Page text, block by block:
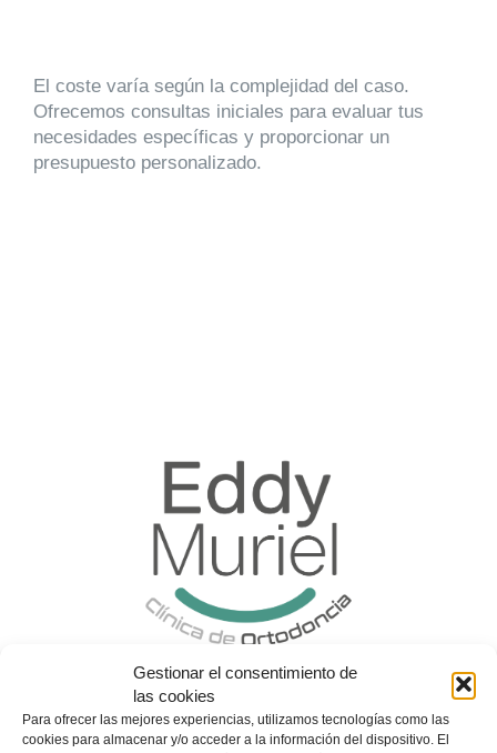
Gestionar el consentimiento de
las cookies
Para ofrecer las mejores experiencias, utilizamos tecnologías como las
cookies para almacenar y/o acceder a la información del dispositivo. El
El coste varía según la complejidad del caso.
Ofrecemos consultas iniciales para evaluar tus
necesidades específicas y proporcionar un
presupuesto personalizado.
Podemos ayudarte a solucionar tuproblema bucal
estamos a la vanguardia de las diferentes
de ortodoncia.